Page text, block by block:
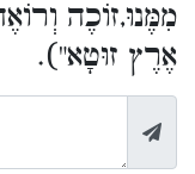
מִמֶּנוּ,זוֹכֶה
אֶרֶץ זוּטָא").